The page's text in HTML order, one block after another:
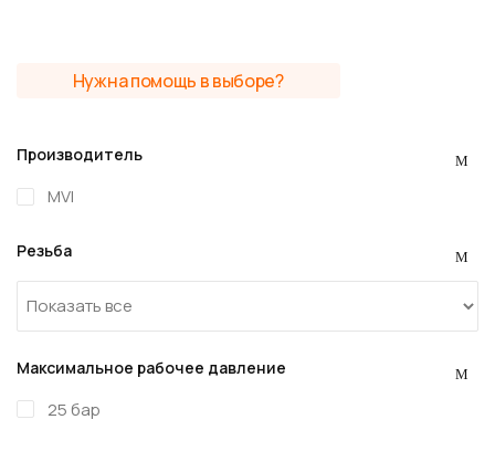
Нужна помощь в выборе?
Производитель
MVI
Резьба
Максимальное рабочее давление
25 бар